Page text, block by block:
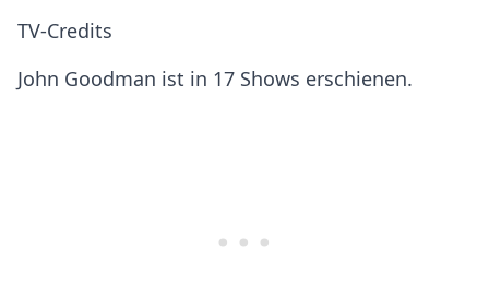
TV-Credits
John Goodman ist in 17 Shows erschienen.